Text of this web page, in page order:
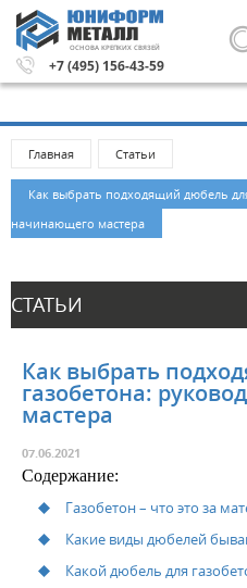
ОСНОВА КРЕПКИХ СВЯЗЕЙ
+7 (495) 156-43-59
Метизы и
Главная Статьи
Как выбрать подходящий дюбель
начинающего мастера
СТАТЬИ
Как выбрать
газобетона:
мастера
07.06.2021
Cодержание:
Газобетон – что это за
Какие виды дюбелей
Какой дюбель для